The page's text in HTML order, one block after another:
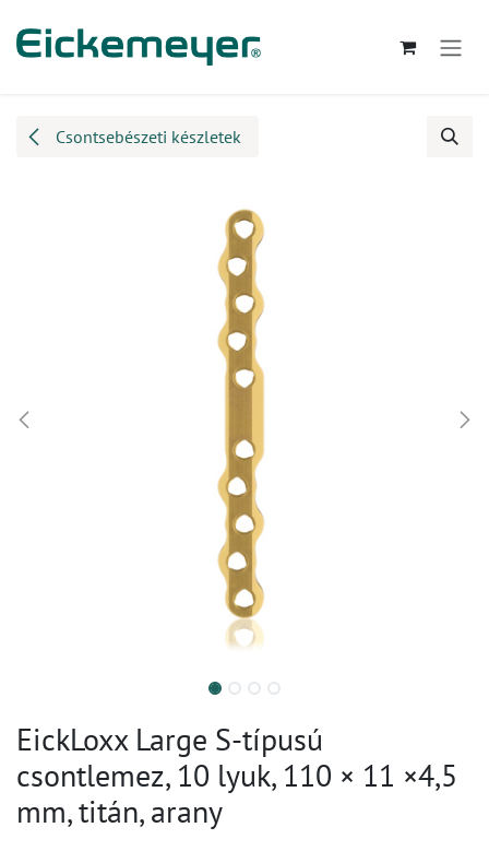
Csontsebészeti készletek
EickLoxx Large S-típusú
csontlemez, 10 lyuk, 110 × 11 ×4,5
mm, titán, arany